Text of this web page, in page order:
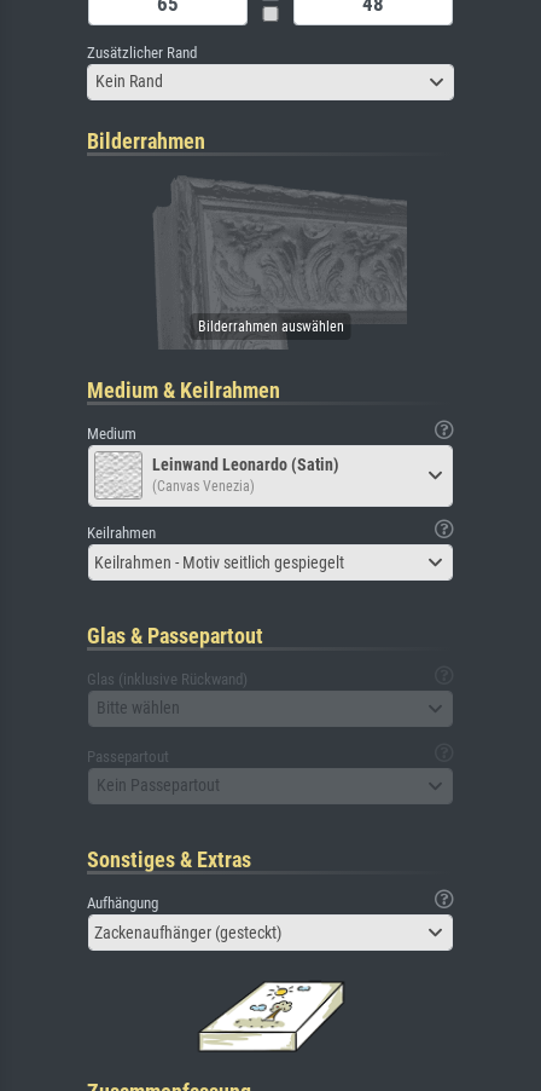
Zusätzlicher Rand
Kein Rand
Bilderrahmen
Medium & Keilrahmen
Medium
Leinwand Leonardo (Satin)
(Canvas Venezia)
Keilrahmen
Keilrahmen - Motiv seitlich gespiegelt
Glas & Passepartout
Glas (inklusive Rückwand)
Bitte wählen
Passepartout
Kein Passepartout
Sonstiges & Extras
Aufhängung
Zackenaufhänger (gesteckt)